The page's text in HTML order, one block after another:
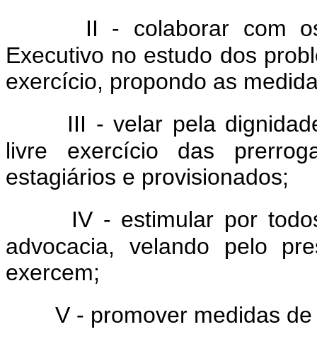
II - colaborar com
Executivo no estudo dos
exercício, propondo as
III - velar pela
livre exercício das
estagiários e provisionados;
IV - estimular por
advocacia, velando pelo
exercem;
V - promover medidas